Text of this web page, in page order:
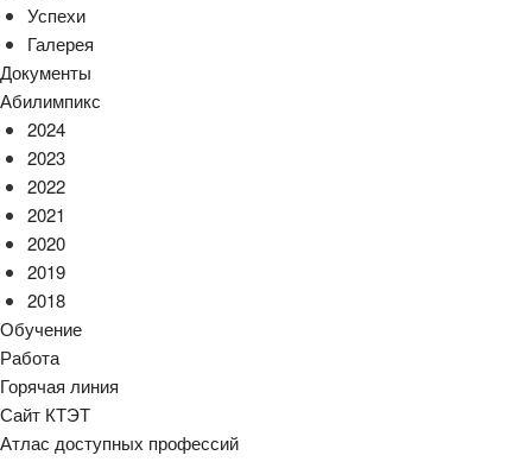
Успехи
Галерея
Документы
Абилимпикс
2024
2023
2022
2021
2020
2019
2018
Обучение
Работа
Горячая линия
Сайт КТЭТ
Атлас доступных профессий